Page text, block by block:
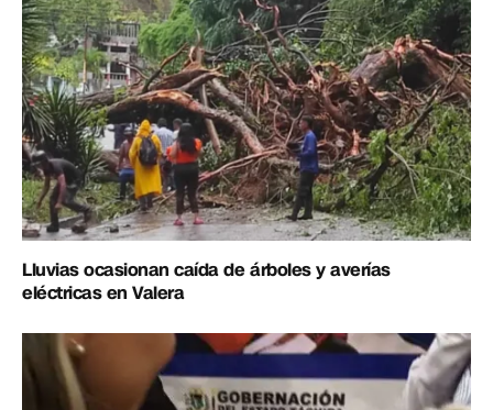
Lluvias ocasionan caída de árboles y averías
eléctricas en Valera